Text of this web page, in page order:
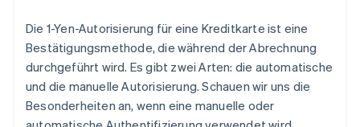
Die 1-Yen-Autorisierung für eine Kreditkarte ist eine
Bestätigungsmethode, die während der Abrechnung
durchgeführt wird. Es gibt zwei Arten: die automatische
und die manuelle Autorisierung. Schauen wir uns die
Besonderheiten an, wenn eine manuelle oder